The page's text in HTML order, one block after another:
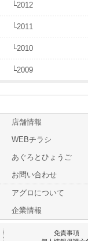
└2012
└2011
└2010
└2009
店舗情報
WEBチラシ
あぐろとひょうご
お問い合わせ
アグロについて
企業情報
免責事項